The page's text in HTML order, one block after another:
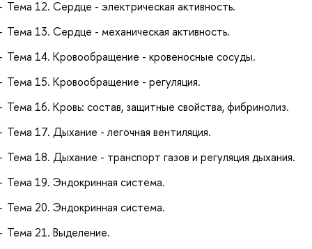
Тема 12. Сердце - электрическая активность.
Тема 13. Сердце - механическая активность.
Тема 14. Кровообращение - кровеносные сосуды.
Тема 15. Кровообращение - регуляция.
Тема 16. Кровь: состав, защитные свойства, фибринолиз.
Тема 17. Дыхание - легочная вентиляция.
Тема 18. Дыхание - транспорт газов и регуляция дыхания.
Тема 19. Эндокринная система.
Тема 20. Эндокринная система.
Тема 21. Выделение.